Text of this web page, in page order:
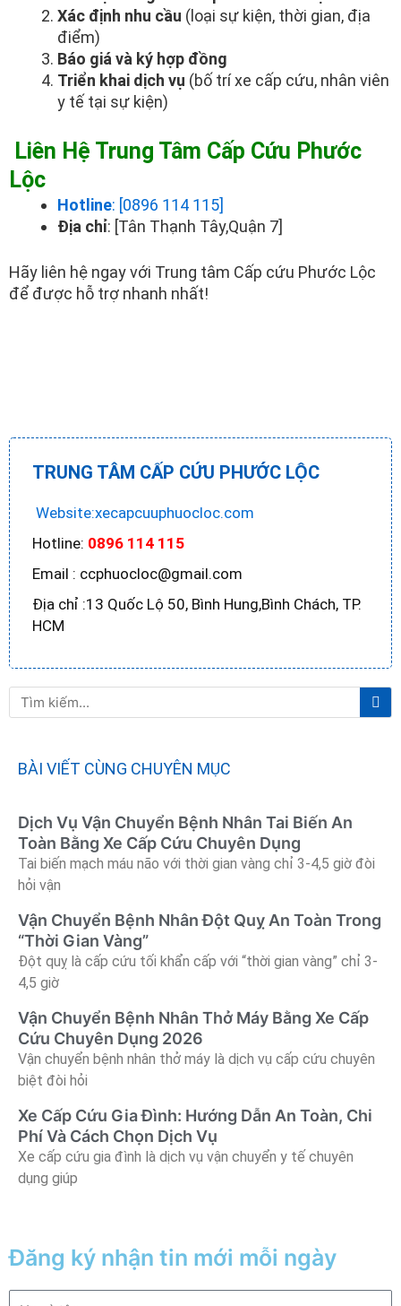
Xác định nhu cầu (loại sự kiện, thời gian, địa
điểm)
Báo giá và ký hợp đồng
Triển khai dịch vụ (bố trí xe cấp cứu, nhân viên
y tế tại sự kiện)
Liên Hệ Trung Tâm Cấp Cứu Phước
Lộc
Hotline: [0896 114 115]
Địa chỉ: [Tân Thạnh Tây,Quận 7]
Hãy liên hệ ngay với Trung tâm Cấp cứu Phước Lộc
để được hỗ trợ nhanh nhất!
TRUNG TÂM CẤP CỨU PHƯỚC LỘC
Website:xecapcuuphuocloc.com
Hotline: 0896 114 115
Email : ccphuocloc@gmail.com
Địa chỉ :13 Quốc Lộ 50, Bình Hung,Bình Chách, TP.
HCM
Tìm
kiếm
BÀI VIẾT CÙNG CHUYÊN MỤC
Dịch Vụ Vận Chuyển Bệnh Nhân Tai Biến An
Toàn Bằng Xe Cấp Cứu Chuyên Dụng
Tai biến mạch máu não với thời gian vàng chỉ 3-4,5 giờ đòi
hỏi vận
Vận Chuyển Bệnh Nhân Đột Quỵ An Toàn Trong
“Thời Gian Vàng”
Đột quỵ là cấp cứu tối khẩn cấp với “thời gian vàng” chỉ 3-
4,5 giờ
Vận Chuyển Bệnh Nhân Thở Máy Bằng Xe Cấp
Cứu Chuyên Dụng 2026
Vận chuyển bệnh nhân thở máy là dịch vụ cấp cứu chuyên
biệt đòi hỏi
Xe Cấp Cứu Gia Đình: Hướng Dẫn An Toàn, Chi
Phí Và Cách Chọn Dịch Vụ
Xe cấp cứu gia đình là dịch vụ vận chuyển y tế chuyên
dụng giúp
Đăng ký nhận tin mới mỗi ngày